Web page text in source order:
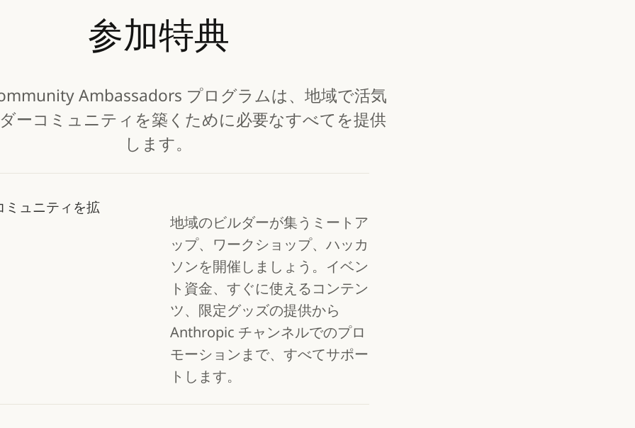
参加特典
Ambassadors プログラムは、地域で活気
ーコミュニティを築くために必要なすべてを提供
します。
ミュニティを拡
地域のビルダーが集うミートア
ップ、ワークショップ、ハッカ
ソンを開催しましょう。イベン
ト資金、すぐに使えるコンテン
ツ、限定グッズの提供から
Anthropic チャンネルでのプロ
モーションまで、すべてサポー
トします。